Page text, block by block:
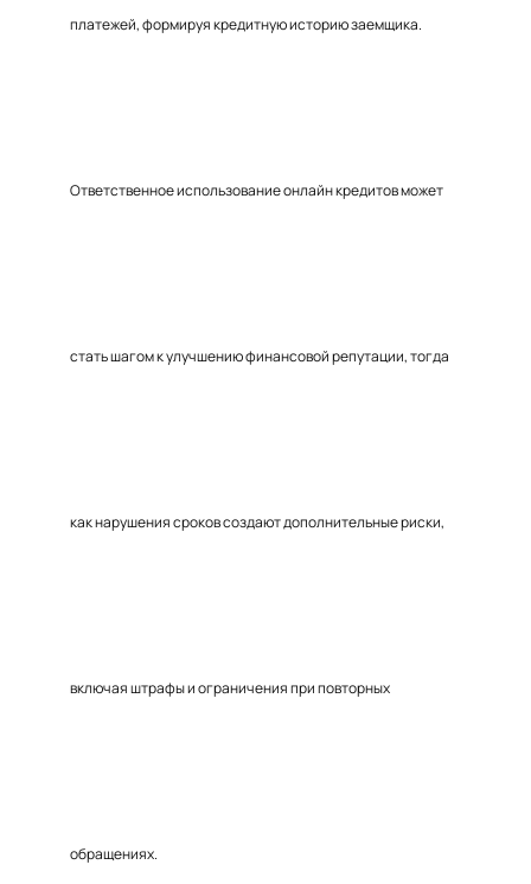
платежей, формируя кредитную историю заемщика.
Ответственное использование онлайн кредитов может
стать шагом к улучшению финансовой репутации, тогда
как нарушения сроков создают дополнительные риски,
включая штрафы и ограничения при повторных
обращениях.